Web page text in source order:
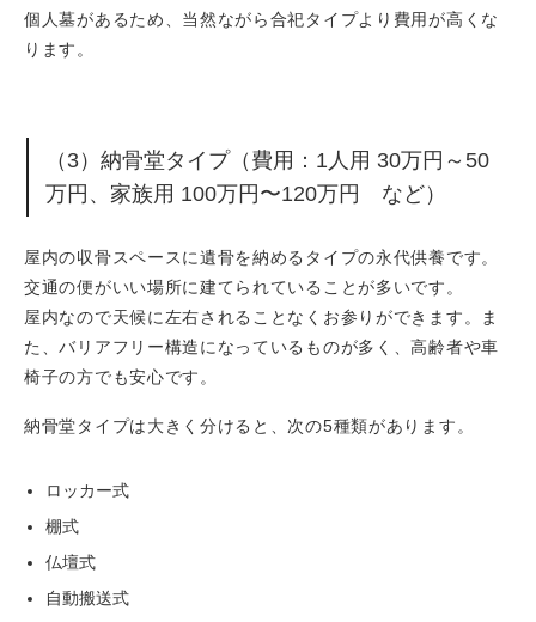
個人墓があるため、当然ながら合祀タイプより費用が高くな
ります。
（3）納骨堂タイプ（費用：1人用 30万円～50
万円、家族用 100万円〜120万円 など）
屋内の収骨スペースに遺骨を納めるタイプの永代供養です。
交通の便がいい場所に建てられていることが多いです。
屋内なので天候に左右されることなくお参りができます。ま
た、バリアフリー構造になっているものが多く、高齢者や車
椅子の方でも安心です。
納骨堂タイプは大きく分けると、次の5種類があります。
ロッカー式
棚式
仏壇式
自動搬送式